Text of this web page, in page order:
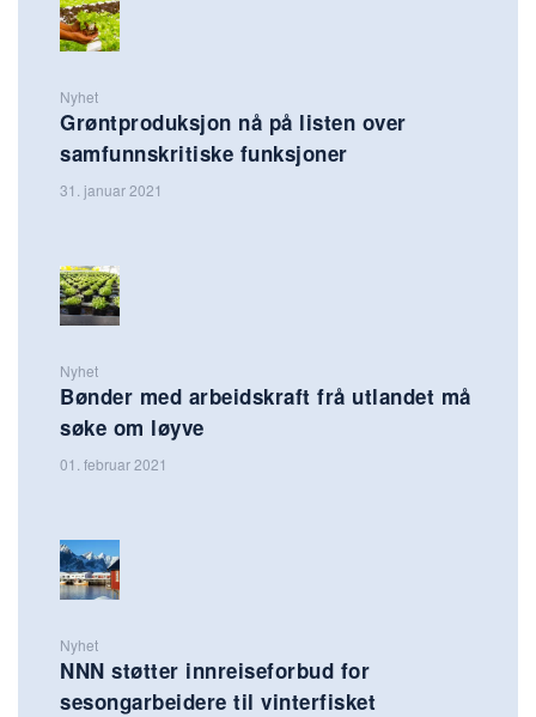
Nyhet
Grøntproduksjon nå på listen over
samfunnskritiske funksjoner
31. januar 2021
Nyhet
Bønder med arbeidskraft frå utlandet må
søke om løyve
01. februar 2021
Nyhet
NNN støtter innreiseforbud for
sesongarbeidere til vinterfisket